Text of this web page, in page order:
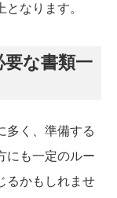
なります。
要な書類一
多く、準備する
にも一定のルー
るかもしれませ